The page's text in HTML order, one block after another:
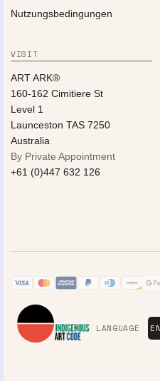
Nutzungsbedingungen
VISIT
ART ARK®
160-162 Cimitiere St
Level 1
Launceston TAS 7250
Australia
By Private Appointment
+61 (0)447 632 126
LANGUAGE